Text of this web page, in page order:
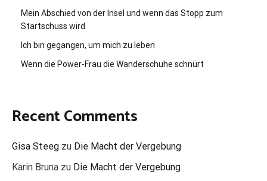
Mein Abschied von der Insel und wenn das Stopp zum
Startschuss wird
Ich bin gegangen, um mich zu leben
Wenn die Power-Frau die Wanderschuhe schnürt
Recent Comments
Gisa Steeg zu Die Macht der Vergebung
Karin Bruna zu Die Macht der Vergebung